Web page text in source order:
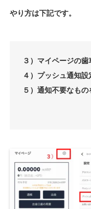
やり方は下記です。
３）マイページの
４）プッシュ通知設
５）通知不要なも